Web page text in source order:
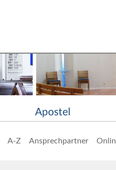
Apostel
A-Z Ansprechpartner